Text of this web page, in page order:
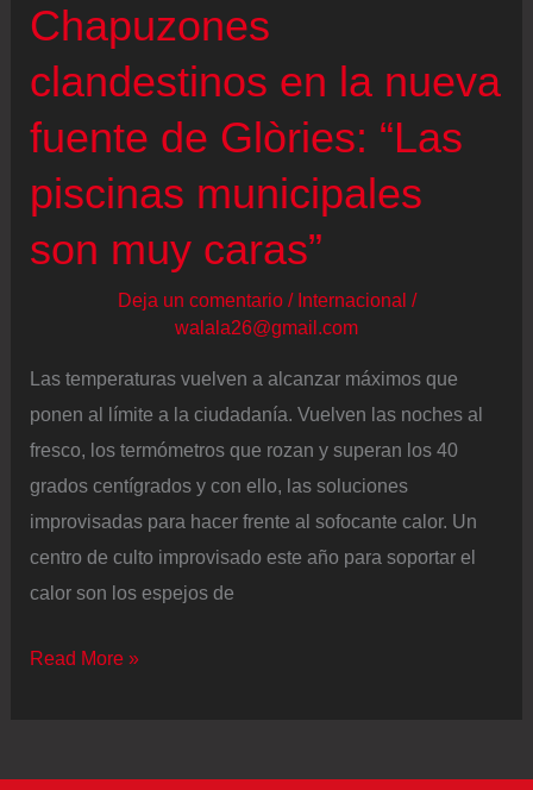
del
profesional
de
periodistas
Chapuzones
clandestinos en la nueva
fuente de Glòries: “Las
piscinas municipales
son muy caras”
Deja un comentario / Internacional /
walala26@gmail.com
Las temperaturas vuelven a alcanzar máximos que
ponen al límite a la ciudadanía. Vuelven las noches al
fresco, los termómetros que rozan y superan los 40
grados centígrados y con ello, las soluciones
improvisadas para hacer frente al sofocante calor. Un
centro de culto improvisado este año para soportar el
calor son los espejos de
Chapuzones
Read More »